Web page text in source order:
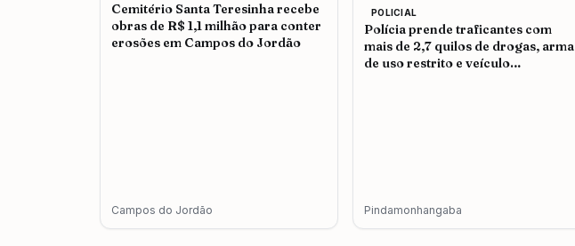
Cemitério Santa Teresinha recebe
obras de R$ 1,1 milhão para conter
erosões em Campos do Jordão
Campos do Jordão
POLICIAL
Polícia prende traficantes com
mais de 2,7 quilos de drogas, arma
de uso restrito e veículo
Pindamonhangaba